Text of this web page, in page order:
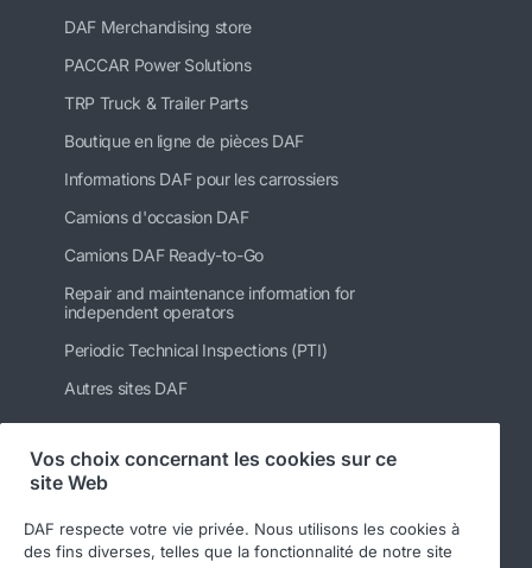
DAF Merchandising store
PACCAR Power Solutions
TRP Truck & Trailer Parts
Boutique en ligne de pièces DAF
Informations DAF pour les carrossiers
Camions d'occasion DAF
Camions DAF Ready-to-Go
Repair and maintenance information for
independent operators
Periodic Technical Inspections (PTI)
Autres sites DAF
Suivez-nous
Vos choix concernant les cookies sur ce
site Web
DAF respecte votre vie privée. Nous utilisons les cookies à
des fins diverses, telles que la fonctionnalité de notre site